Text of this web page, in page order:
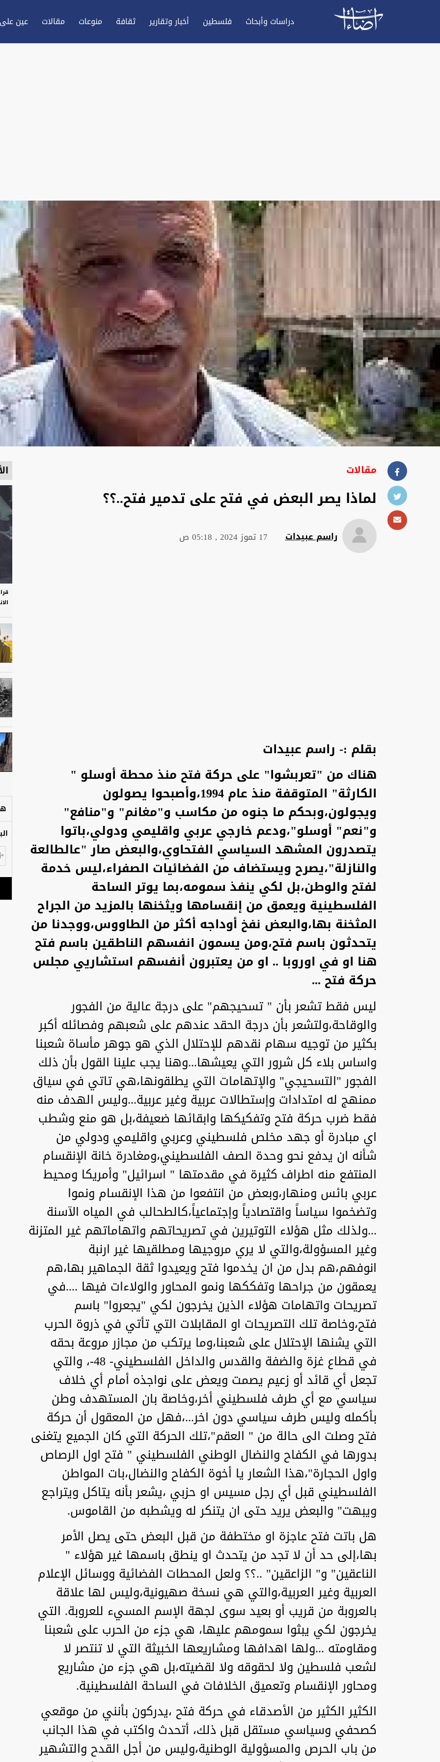
دراسات وأبحاث فلسطين أخبار وتقارير ثقافة منوعات مقالات عين
مقالات
لماذا يصر البعض في فتح على تدمير فتح..؟؟
راسم عبيدات 17 تموز 2024 , 05:18 ص
بقلم :- راسم عبيدات
هناك من "تعربشوا" على حركة فتح منذ محطة أوسلو "
الكارثة" المتوقفة منذ عام 1994،وأصبحوا يصولون
ويجولون،وبحكم ما جنوه من مكاسب و"مغانم" و"منافع"
و"نعم" أوسلو"،ودعم خارجي عربي واقليمي ودولي،باتوا
يتصدرون المشهد السياسي الفتحاوي،والبعض صار "عالطالعة
والنازلة"،يصرح ويستضاف من الفضائيات الصفراء،ليس خدمة
لفتح والوطن،بل لكي ينفذ سمومه،بما يوتر الساحة
الفلسطينية ويعمق من إنقسامها ويثخنها بالمزيد من الجراح
المثخنة بها،والبعض نفخ أوداجه أكثر من الطاووس،ووجدنا من
يتحدثون باسم فتح،ومن يسمون انفسهم الناطقين باسم فتح
هنا او في اوروبا .. او من يعتبرون أنفسهم استشاريي مجلس
حركة فتح ...
ليس فقط تشعر بأن " تسحيجهم" على درجة عالية من الفجور
والوقاحة،ولتشعر بأن درجة الحقد عندهم على شعبهم وفصائله أكبر
بكثير من توجيه سهام نقدهم للإحتلال الذي هو جوهر مأساة شعبنا
واساس بلاء كل شرور التي يعيشها...وهنا يجب علينا القول بأن ذلك
الفجور "التسحيجي" والإتهامات التي يطلقونها،هي تاتي في سياق
ممنهج له امتدادات وإستطالات عربية وغير عربية...وليس الهدف منه
فقط ضرب حركة فتح وتفكيكها وابقائها ضعيفة،بل هو منع وشطب
اي مبادرة أو جهد مخلص فلسطيني وعربي واقليمي ودولي من
شأنه ان يدفع نحو وحدة الصف الفلسطيني،ومغادرة خانة الإنقسام
المنتفع منه اطراف كثيرة في مقدمتها " اسرائيل" وأمريكا ومحيط
عربي بائس ومنهار،وبعض من انتفعوا من هذا الإنقسام ونموا
وتضخموا سياساً واقتصادياً وإجتماعياً،كالطحالب في المياه الآسنة
...ولذلك مثل هؤلاء التوتيرين في تصريحاتهم واتهاماتهم غير المتزنة
وغير المسؤولة،والتي لا يري مروجيها ومطلقيها غير ارنبة
انوفهم،هم بدل من ان يخدموا فتح ويعيدوا ثقة الجماهير بها،هم
يعمقون من جراحها وتفككها ونمو المحاور والولاءات فيها ....في
تصريحات واتهامات هؤلاء الذين يخرجون لكي "يجعروا" باسم
فتح،وخاصة تلك التصريحات او المقابلات التي تأتي في ذروة الحرب
التي يشنها الإحتلال على شعبنا،وما يرتكب من مجازر مروعة بحقه
في قطاع غزة والضفة والقدس والداخل الفلسطيني- 48-، والتي
تجعل أي قائد أو زعيم يصمت ويعض على نواجذه أمام أي خلاف
سياسي مع أي طرف فلسطيني أخر،وخاصة بان المستهدف وطن
بأكمله وليس طرف سياسي دون اخر...،فهل من المعقول أن حركة
فتح وصلت الى حالة من " العقم"،تلك الحركة التي كان الجميع يتغنى
بدورها في الكفاح والنضال الوطني الفلسطيني " فتح اول الرصاص
واول الحجارة"،هذا الشعار يا أخوة الكفاح والنضال،بات المواطن
الفلسطيني قبل أي رجل مسيس او حزبي ،يشعر بأنه يتاكل ويتراجع
ويبهت" والبعض يريد حتى ان يتنكر له ويشطبه من القاموس.
هل باتت فتح عاجزة او مختطفة من قبل البعض حتى يصل الأمر
بها،إلى حد أن لا تجد من يتحدث او ينطق باسمها غير هؤلاء "
الناعقين" و" الزاعقين" ..؟؟ ولعل المحطات الفضائية ووسائل الإعلام
العربية وغير العربية،والتي هي نسخة صهيونية،وليس لها علاقة
بالعروبة من قريب أو بعيد سوى لجهة الإسم المسيء للعروبة. التي
يخرجون لكي يبثوا سمومهم عليها، هي جزء من الحرب على شعبنا
ومقاومته ...ولها اهدافها ومشاريعها الخبيثة التي لا تنتصر لا
لشعب فلسطين ولا لحقوقه ولا لقضيته،بل هي جزء من مشاريع
ومحاور الإنقسام وتعميق الخلافات في الساحة الفلسطينية.
الكثير الكثير من الأصدقاء في حركة فتح ،يدركون بأنني من موقعي
كصحفي وسياسي مستقل قبل ذلك، أتحدث واكتب في هذا الجانب
من باب الحرص والمسؤولية الوطنية،وليس من أجل القدح والتشهير